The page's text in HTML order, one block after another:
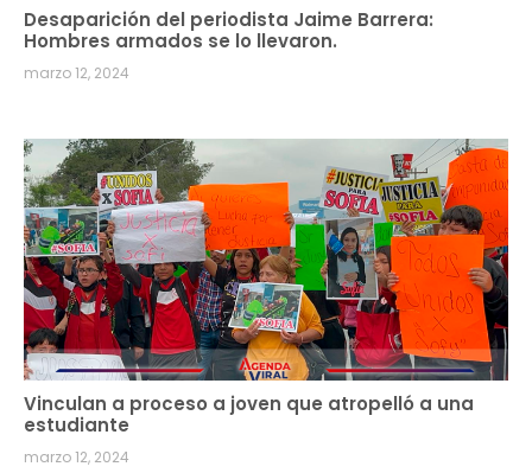
Desaparición del periodista Jaime Barrera:
Hombres armados se lo llevaron.
marzo 12, 2024
Vinculan a proceso a joven que atropelló a una
estudiante
marzo 12, 2024